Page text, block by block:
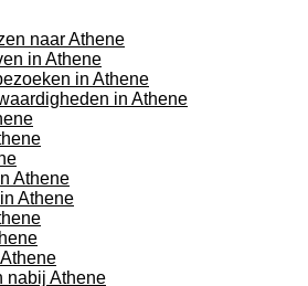
naar Athene
in Athene
in Athene
in Athene
Athene
Athene
nabij Athene